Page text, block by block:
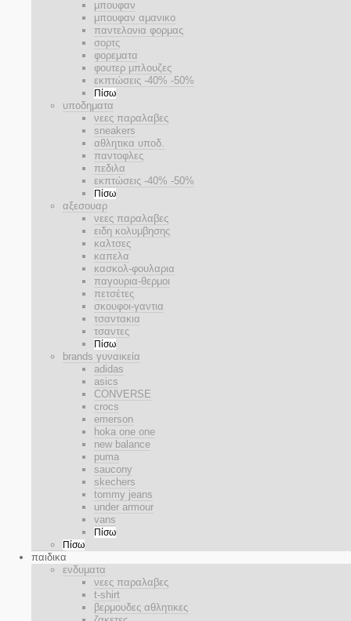
μπουφαν
μπουφαν αμανικο
παντελονια φορμας
σορτς
φορεματα
φουτερ μπλουζες
εκπτώσεις -40% -50%
Πίσω
υποδηματα
νεες παραλαβες
sneakers
αθλητικα υποδ.
παντοφλες
πεδιλα
εκπτώσεις -40% -50%
Πίσω
αξεσουαρ
νεες παραλαβες
ειδη κολυμβησης
καλτσες
καπελα
κασκολ-φουλαρια
παγουρια-θερμοι
πετσέτες
σκουφοι-γαντια
τσαντακια
τσαντες
Πίσω
brands γυναικεία
adidas
asics
CONVERSE
crocs
emerson
hoka one one
new balance
puma
saucony
skechers
tommy jeans
under armour
vans
Πίσω
Πίσω
παιδικα
ενδυματα
νεες παραλαβες
t-shirt
βερμουδες αθλητικες